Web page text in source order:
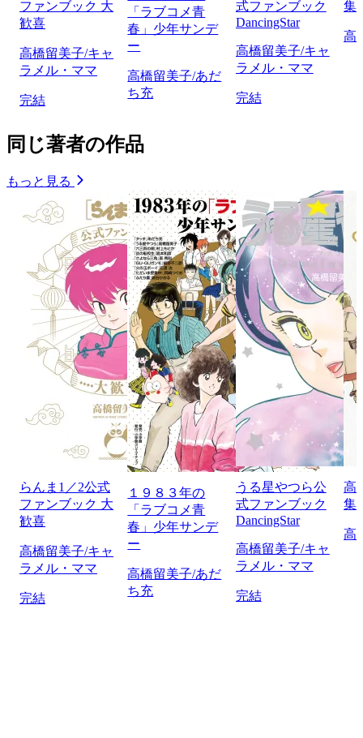
ファンブック 大
歓喜
高橋留美子/キャ
ラメル・ママ
完結
「ラブコメ青
春」少年サンデ
ー
高橋留美子/あだ
ち充
式ファンブック
DancingStar
高橋留美子/キャ
ラメル・ママ
完結
集
高
同じ著者の作品
もっと見る
らんま1／2公式
ファンブック 大
歓喜
高橋留美子/キャ
ラメル・ママ
完結
１９８３年の
「ラブコメ青
春」少年サンデ
ー
高橋留美子/あだ
ち充
うる星やつら公
式ファンブック
DancingStar
高橋留美子/キャ
ラメル・ママ
完結
高
集
高